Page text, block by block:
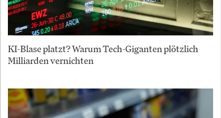
KI-Blase platzt? Warum Tech-Giganten plötzlich
Milliarden vernichten